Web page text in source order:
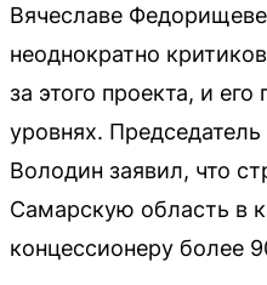
Вячеславе
неоднократно
за этого проекта, и
уровнях.
Володин заявил, что
Самарскую область в
концессионеру более